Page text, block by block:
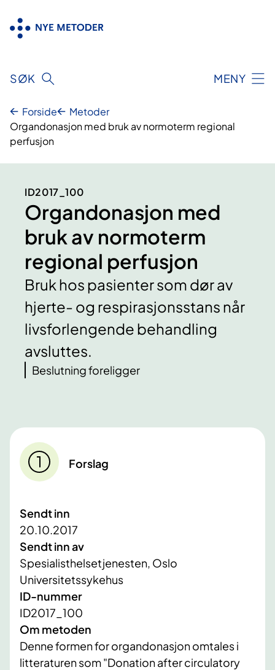
innhold
SØK MENY
Forside
Metoder
Organdonasjon med bruk av normoterm regional
perfusjon
ID2017_100
Organdonasjon med
bruk av normoterm
regional perfusjon
Bruk hos pasienter som dør av
hjerte- og respirasjonsstans når
livsforlengende behandling
avsluttes.
Beslutning foreligger
Forslag
Sendt inn
20.10.2017
Sendt inn av
Spesialisthelsetjenesten, Oslo
Universitetssykehus
ID-nummer
ID2017_100
Om metoden
Denne formen for organdonasjon omtales i
litteraturen som "Donation after circulatory